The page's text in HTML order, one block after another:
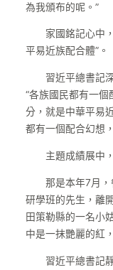
為我頒布的呢。”
家國銘記心中
平易近族配合體”。
習近平總書記
“各族國民都有一
分，就是中華平易
都有一個配合幻想
主題成績展中
那是本年7月，
研學班的先生，離
田策勒縣的一名小
中是一抹艷麗的紅
習近平總書記